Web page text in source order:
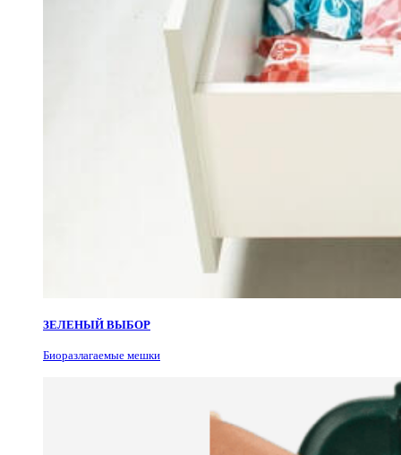
ЗЕЛЕНЫЙ ВЫБОР
Биоразлагаемые мешки